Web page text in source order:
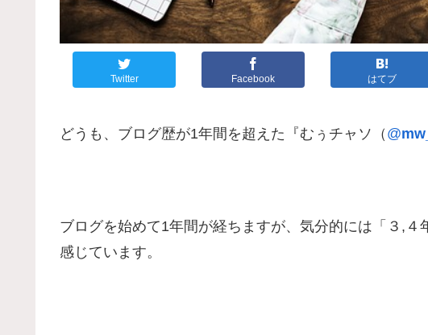
Twitter Facebook はてブ
どうも、ブログ歴が1年間を超えた『むぅチャソ（ @
ブログを始めて1年間が経ちますが、気分的には「３,４
感じています。